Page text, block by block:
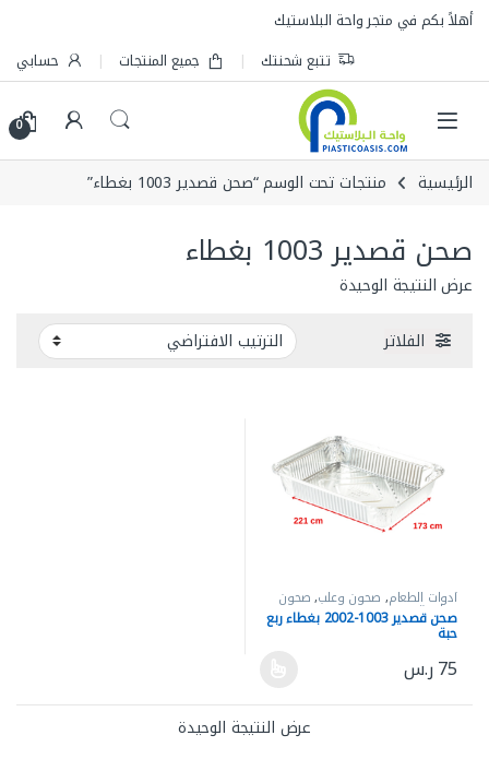
Skip to navigation
Skip to content
أهلاً بكم في متجر واحة البلاستيك
تتبع شحنتك
جميع المنتجات حسابي
0
الرئيسية منتجات تحت الوسم “صحن قصدير 1003 بغطاء”
صحن قصدير 1003 بغطاء
عرض النتيجة الوحيدة
الفلاتر
أدوات الطعام, صحون وعلب,صحون
وعلب قصدير صحن قصدير 1003-2002 بغطاء ربع
حبة
75ر.س
هناك العديد من الأشكال المختلفة لهذا المنتج. يمكن اختيار
عرض النتيجة الوحيدة